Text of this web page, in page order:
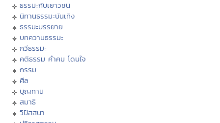
ธรรมะกับเยาวชน
นิทานธรรมะบันเทิง
ธรรมะบรรยาย
บทความธรรมะ
กวีธรรมะ
คติธรรม คำคม โดนใจ
กรรม
ศีล
บุญทาน
สมาธิ
วิปัสสนา